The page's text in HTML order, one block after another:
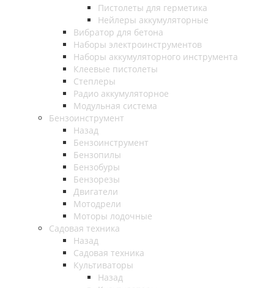
Пистолеты для герметика
Нейлеры аккумуляторные
Вибратор для бетона
Наборы электроинструментов
Наборы аккумуляторного инструмента
Клеевые пистолеты
Степлеры
Радио аккумуляторное
Модульная система
Бензоинструмент
Назад
Бензоинструмент
Бензопилы
Бензобуры
Бензорезы
Двигатели
Мотодрели
Моторы лодочные
Садовая техника
Назад
Садовая техника
Культиваторы
Назад